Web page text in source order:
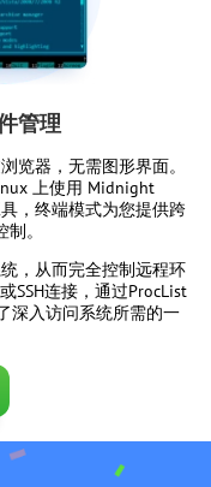
管理
览器，无需图形界面。
上使用 Midnight
，终端模式为您提供跨
。
，从而完全控制远程环
SSH连接，通过ProcList
深入访问系统所需的一